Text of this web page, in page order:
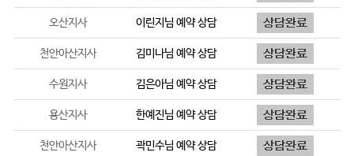
오산지사 이린지 님 예약 상담
천안아산지사 김미나님 예약 상담
수원지사 김은아님 예약 상담
용산지사 한예진님 예약 상담
천안아산지사 곽민수님 예약 상담